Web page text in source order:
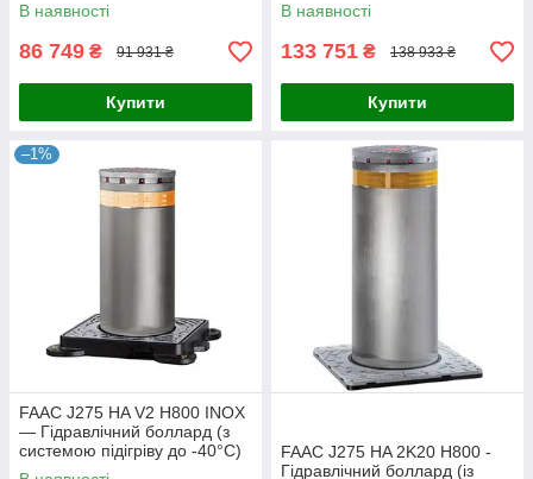
В наявності
86 749 ₴ 91 931 ₴
Купити
В наявності
133 751 ₴ 138 933 ₴
Купити
–1%
FAAC J275 HA V2 H800 INOX
— Гідравлічний боллард (з
системою підігріву до -40°C)
FAAC J275 HA 2K20 H800 -
Гідравлічний боллард (із